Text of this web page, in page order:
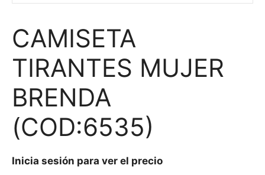
CAMISETA
TIRANTES MUJER
BRENDA
(COD:6535)
Inicia sesión para ver el precio